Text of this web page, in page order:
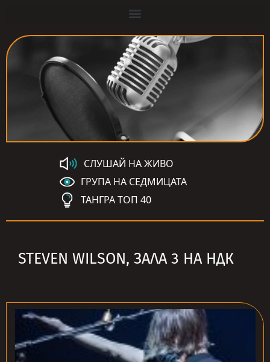
СЛУШАЙ НА ЖИВО
ГРУПА НА СЕДМИЦАТА
ТАНГРА ТОП 40
STEVEN WILSON, ЗАЛА 3 НА НДК